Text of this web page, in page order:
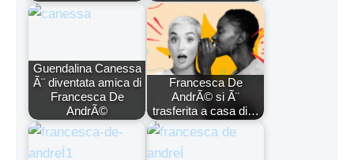
Guendalina Canessa
Ã¨ diventata amica di
Francesca De
AndrÃ©
Francesca De
AndrÃ© si Ã¨
trasferita a casa di…